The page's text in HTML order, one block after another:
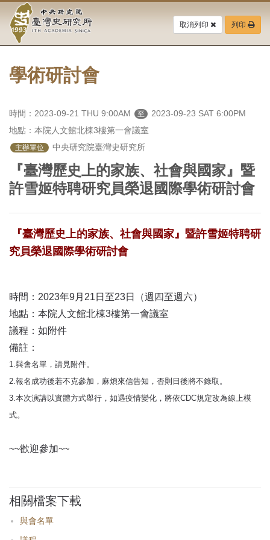
要
中
央
研
究
院-
臺
灣
史
研
究
所-
頁
取消列印 列印
學術研討會
時間：2023-09-21 THU 9:00AM 至
2023-09-23 SAT 6:00PM
地點：本院人文館北棟3樓第一會議室
主辦單位 中央研究院臺灣史研究所
『臺灣歷史上的家族、社會與國家』暨
許雪姬特聘研究員榮退國際學術研討會
『臺灣歷史上的家族、社會與國家』暨許雪姬特聘研
究員榮退國際學術研討會
時間：2023年9月21日至23日（週四至週六）
地點：本院人文館北棟3樓第一會議室
議程：如附件
備註：
1.與會名單，請見附件。
2.報名成功後若不克參加，麻煩來信告知，否則日後將不錄取。
3.本次演講以實體方式舉行，如遇疫情變化，將依CDC規定改為線上模
式。
~~歡迎參加~~
相關檔案下載
與會名單